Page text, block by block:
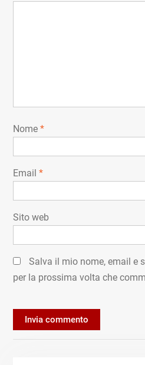
Nome *
Email *
Sito web
Salva il mio nome, email e
per la prossima volta che